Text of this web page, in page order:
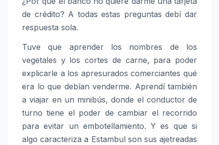
de crédito? A todas estas preguntas debí dar
respuesta sola.
Tuve que aprender los nombres de los
vegetales y los cortes de carne, para poder
explicarle a los apresurados comerciantes qué
era lo que debían venderme. Aprendí también
a viajar en un minibús, donde el conductor de
turno tiene el poder de cambiar el recorrido
para evitar un embotellamiento. Y es que si
algo caracteriza a Estambul son sus ajetreadas